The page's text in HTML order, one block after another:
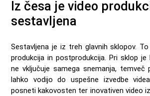
Iz česa je video
sestavljena
Sestavljena je iz treh glavnih sklopov.
produkcija in postprodukcija. Pri sklop je
ne vključuje samega snemanja, temveč
lahko vodijo do uspešne izvedbe
posneti kakovosten ter inovativen video